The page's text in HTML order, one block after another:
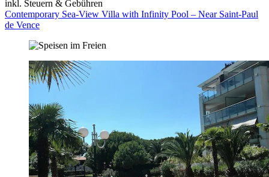
inkl. Steuern & Gebühren
Contemporary Sea-View Villa with Infinity Pool – Near Saint-Paul
de Vence